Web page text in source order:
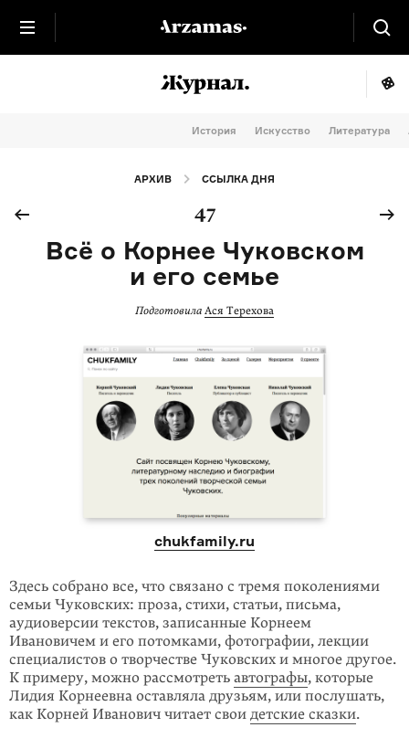
История Искусство Литература
АРХИВ ССЫЛКА ДНЯ
47
Всё о Корнее Чуковском
и его семье
Подготовила Ася Терехова
chukfamily.ru
Здесь собрано все, что связано с тремя поколениями
семьи Чуковских: проза, стихи, статьи, письма,
аудиоверсии текстов, записанные Корнеем
Ивановичем и его потомками, фотографии, лекции
специалистов о творчестве Чуковских и многое другое.
К примеру, можно рассмотреть автографы, которые
Лидия Корнеевна оставляла друзьям, или послушать,
как Корней Иванович читает свои детские сказки.